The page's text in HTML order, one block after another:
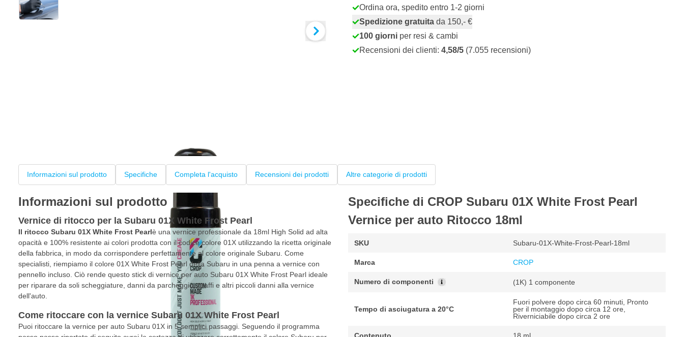
Ordina ora, spedito entro 1-2 giorni
Spedizione gratuita da 150,- €
100 giorni per resi & cambi
Recensioni dei clienti: 4,58/5 (7.055 recensioni)
Informazioni sul prodotto Specifiche Completa l'acquisto Recensioni dei prodotti Altre categorie di prodotti
Informazioni sul prodotto
Vernice di ritocco per la Subaru 01X White Frost Pearl
Il ritocco Subaru 01X White Frost Pearlè una vernice professionale da 18ml High Solid ad alta
opacità e 100% resistente ai colori prodotta con il codice colore 01X utilizzando la ricetta originale
della fabbrica, in modo da corrispondere perfettamente al colore originale Subaru. Come
specialisti, riempiamo il colore 01X White Frost Pearl della Subaru in una penna a vernice con
pennello incluso. Ciò rende questo stick di vernice per auto Subaru 01X White Frost Pearl ideale
per riparare da soli scheggiature, danni da parcheggio, graffi e altri piccoli danni alla vernice
dell'auto.
Come ritoccare con la vernice Subaru 01X White Frost Pearl
Puoi ritoccare la vernice per auto Subaru 01X in 5 semplici passaggi. Seguendo il programma
Specifiche di CROP Subaru 01X White Frost Pearl
Vernice per auto Ritocco 18ml
SKU Subaru-01X-White-Frost-Pearl-18ml
Marca CROP
Numero di componenti (1K) 1 componente
Tempo di asciugatura a 20°C
Fuori polvere dopo circa 60 minuti, Pronto
per il montaggio dopo circa 12 ore,
Riverniciabile dopo circa 2 ore